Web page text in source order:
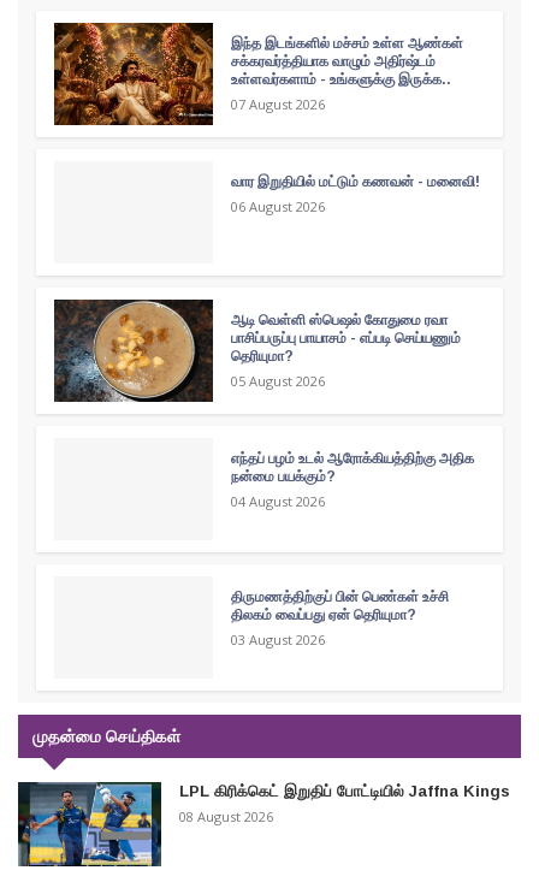
இந்த இடங்களில் மச்சம் உள்ள ஆண்கள்
சக்கரவர்த்தியாக வாழும் அதிர்ஷ்டம்
உள்ளவர்களாம் - உங்களுக்கு இருக்க..
07 August 2026
வார இறுதியில் மட்டும் கணவன் - மனைவி!
06 August 2026
ஆடி வெள்ளி ஸ்பெஷல் கோதுமை ரவா
பாசிப்பருப்பு பாயாசம் - எப்படி செய்யணும்
தெரியுமா?
05 August 2026
எந்தப் பழம் உடல் ஆரோக்கியத்திற்கு அதிக
நன்மை பயக்கும்?
04 August 2026
திருமணத்திற்குப் பின் பெண்கள் உச்சி
திலகம் வைப்பது ஏன் தெரியுமா?
03 August 2026
முதன்மை செய்திகள்
LPL கிரிக்கெட் இறுதிப் போட்டியில் Jaffna Kings
08 August 2026